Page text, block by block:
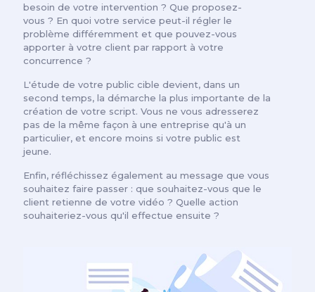
besoin de votre intervention ? Que proposez-
vous ? En quoi votre service peut-il régler le
problème différemment et que pouvez-vous
apporter à votre client par rapport à votre
concurrence ?
L'étude de votre public cible devient, dans un
second temps, la démarche la plus importante de la
création de votre script. Vous ne vous adresserez
pas de la même façon à une entreprise qu'à un
particulier, et encore moins si votre public est
jeune.
Enfin, réfléchissez également au message que vous
souhaitez faire passer : que souhaitez-vous que le
client retienne de votre vidéo ? Quelle action
souhaiteriez-vous qu'il effectue ensuite ?